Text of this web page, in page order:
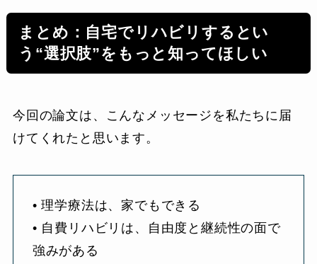
まとめ：自宅でリハビリするとい
う“選択肢”をもっと知ってほしい
今回の論文は、こんなメッセージを私たちに届
けてくれたと思います。
• 理学療法は、家でもできる
• 自費リハビリは、自由度と継続性の面で
強みがある